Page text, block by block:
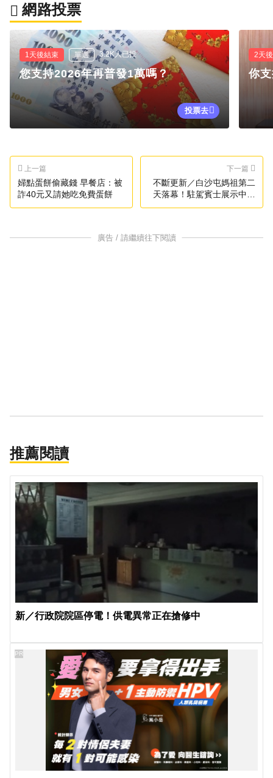
網路投票
1天後結束 單選 3.2K人已投
您支持2026年再普發1萬嗎？
投票去
2天
你
上一篇
婦點蛋餅偷藏錢 早餐店：被
詐40元又請她吃免費蛋餅
下一篇
不斷更新／白沙屯媽祖第二
天落幕！駐駕賓士展示中心
明5時起駕
廣告 / 請繼續往下閱讀
推薦閱讀
新／行政院院區停電！供電異常正在搶修中
PR